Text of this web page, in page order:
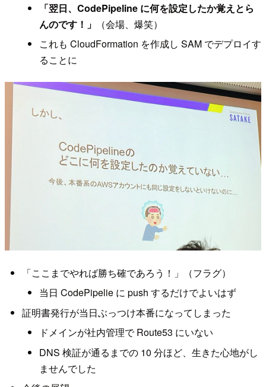
「翌日、CodePipeline に何を設定したか覚えとら
んのです！」
（会場、爆笑）
これも CloudFormation を作成し SAM でデプロイす
ることに
「ここまでやれば勝ち確であろう！」（フラグ）
当日 CodePipelie に push するだけでよいはず
証明書発行が当日ぶっつけ本番になってしまった
ドメインが社内管理で Route53 にいない
DNS 検証が通るまでの 10 分ほど、生きた心地がし
ませんでした